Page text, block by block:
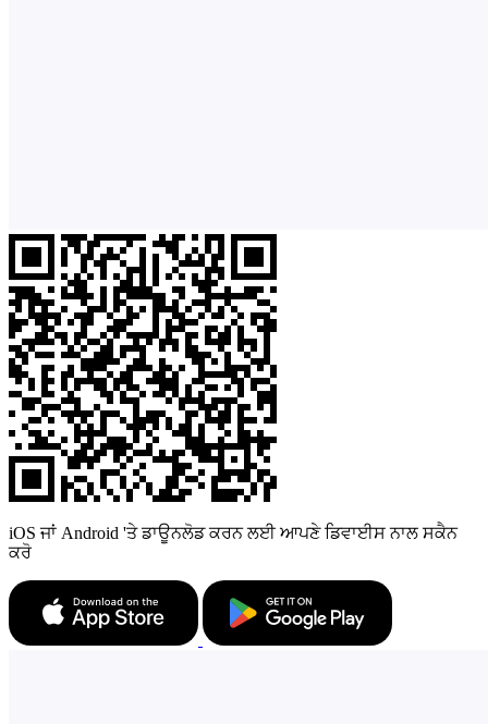
iOS ਜਾਂ Android 'ਤੇ ਡਾਊਨਲੋਡ ਕਰਨ ਲਈ ਆਪਣੇ ਡਿਵਾਈਸ ਨਾਲ ਸਕੈਨ
ਕਰੋ